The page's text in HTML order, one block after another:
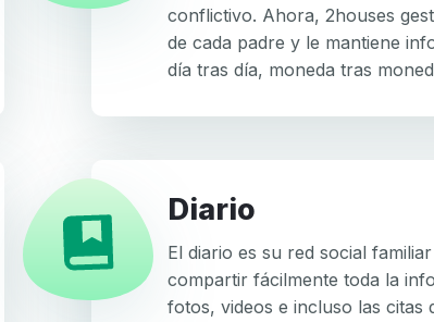
conflictivo. Ahora, 2houses
de cada padre y le mantiene
día tras día, moneda tras
Diario
El diario es su red social
compartir fácilmente toda la
fotos, videos e incluso las citas